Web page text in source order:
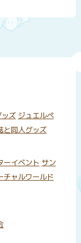
ズ ジュエルペ
と同人グッズ
ーイベント サン
チャルワールド